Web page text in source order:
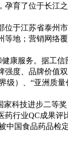
育了位于长江
位于江苏省泰州
等地；营销网络
康服务。据工信
强度、品牌价值
级）、“亚洲质量
家科技进步二等
药行业QC成果评
中国食品药品检